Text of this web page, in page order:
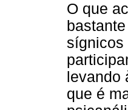
O que
sígnicos
que é